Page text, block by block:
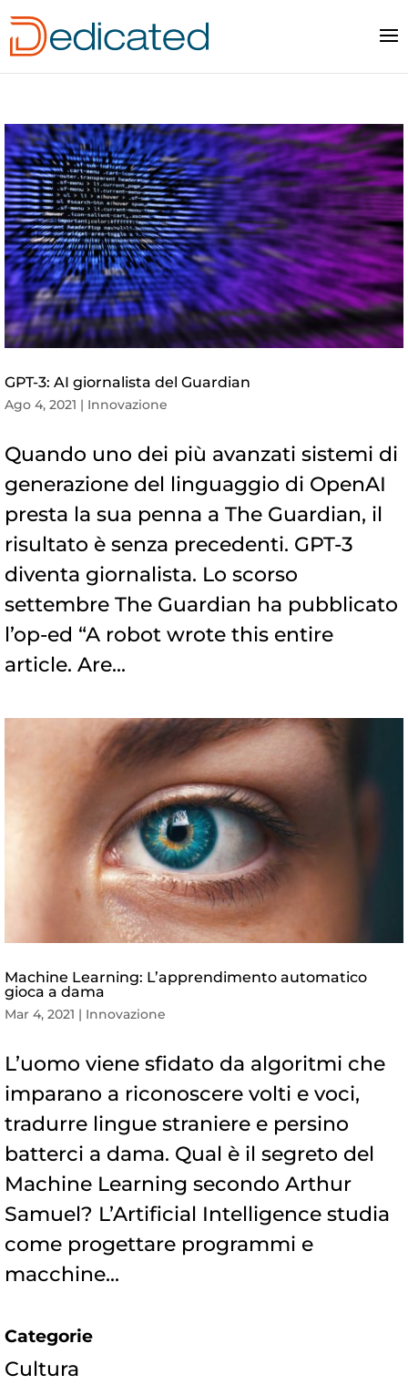
GPT-3: AI giornalista del Guardian
Ago 4, 2021 | Innovazione
Quando uno dei più avanzati sistemi di
generazione del linguaggio di OpenAI
presta la sua penna a The Guardian, il
risultato è senza precedenti. GPT-3
diventa giornalista. Lo scorso
settembre The Guardian ha pubblicato
l’op-ed “A robot wrote this entire
article. Are...
Machine Learning: L’apprendimento automatico
gioca a dama
Mar 4, 2021 | Innovazione
L’uomo viene sfidato da algoritmi che
imparano a riconoscere volti e voci,
tradurre lingue straniere e persino
batterci a dama. Qual è il segreto del
Machine Learning secondo Arthur
Samuel? L’Artificial Intelligence studia
come progettare programmi e
macchine...
Categorie
Cultura